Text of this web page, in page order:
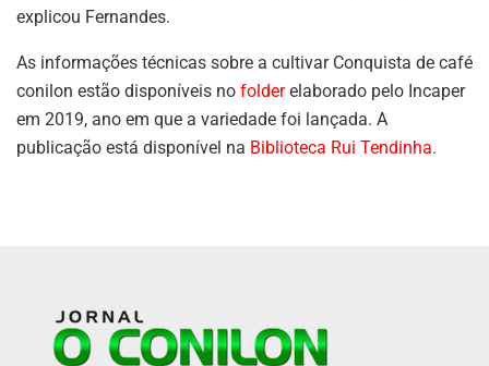
explicou Fernandes.
As informações técnicas sobre a cultivar Conquista de café
conilon estão disponíveis no folderelaborado pelo Incaper
em 2019, ano em que a variedade foi lançada. A
publicação está disponível na Biblioteca Rui Tendinha.